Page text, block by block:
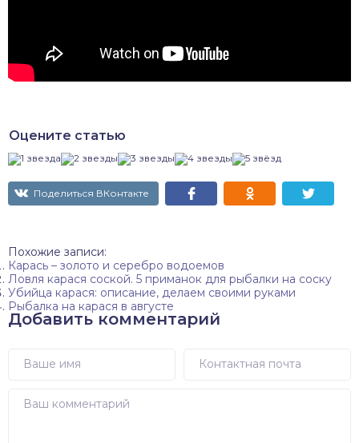
Оцените статью
Поделиться ВКонтакте
Похожие записи:
Карась – золото и серебро водоемов
Ловля карася соской. 5 приманок для рыбалки на соску
Убийца карася: описание, делаем своими руками
Рыбалка на карася в августе
Добавить комментарий